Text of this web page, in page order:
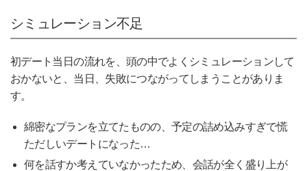
シミュレーション不足
初デート当日の流れを、頭の中でよくシミュレーションして
おかないと、当日、失敗につながってしまうことがありま
す。
綿密なプランを立てたものの、予定の詰め込みすぎで慌
ただしいデートになった…
何を話すか考えていなかったため、会話が全く盛り上が